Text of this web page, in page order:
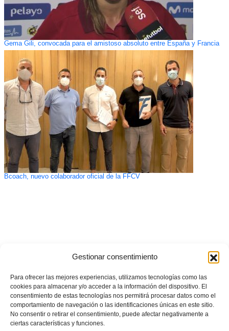
Gestionar consentimiento
Para ofrecer las mejores experiencias, utilizamos tecnologías como las
cookies para almacenar y/o acceder a la información del dispositivo. El
consentimiento de estas tecnologías nos permitirá procesar datos como el
comportamiento de navegación o las identificaciones únicas en este sitio.
No consentir o retirar el consentimiento, puede afectar negativamente a
ciertas características y funciones.
Gema Gili, convocada para el amistoso absoluto entre España y Francia
Bcoach, nuevo colaborador oficial de la FFCV